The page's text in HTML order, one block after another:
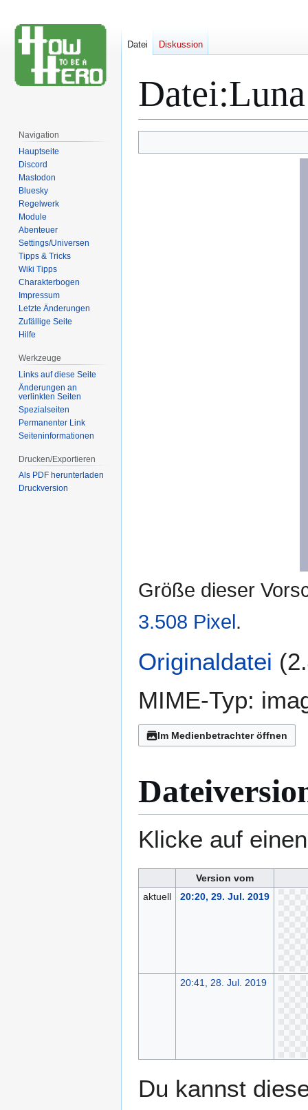
Datei:
Navigation
Suche
Größe dieser
3.508 Pixel.
Originaldatei
MIME-Typ:
Im Medienbetrachter öffnen
Klicke auf
Version vom
aktuell
20:20, 29. Jul. 2019
20:41, 28. Jul. 2019
Du kannst
Datei Diskussion
Navigation
Hauptseite
Discord
Mastodon
Bluesky
Regelwerk
Module
Abenteuer
Settings/Universen
Tipps & Tricks
Wiki Tipps
Charakterbogen
Impressum
Letzte Änderungen
Zufällige Seite
Hilfe
Werkzeuge
Links auf diese Seite
Änderungen an
verlinkten Seiten
Spezialseiten
Permanenter Link
Seiten­­informationen
Drucken/Exportieren
Als PDF herunterladen
Druckversion